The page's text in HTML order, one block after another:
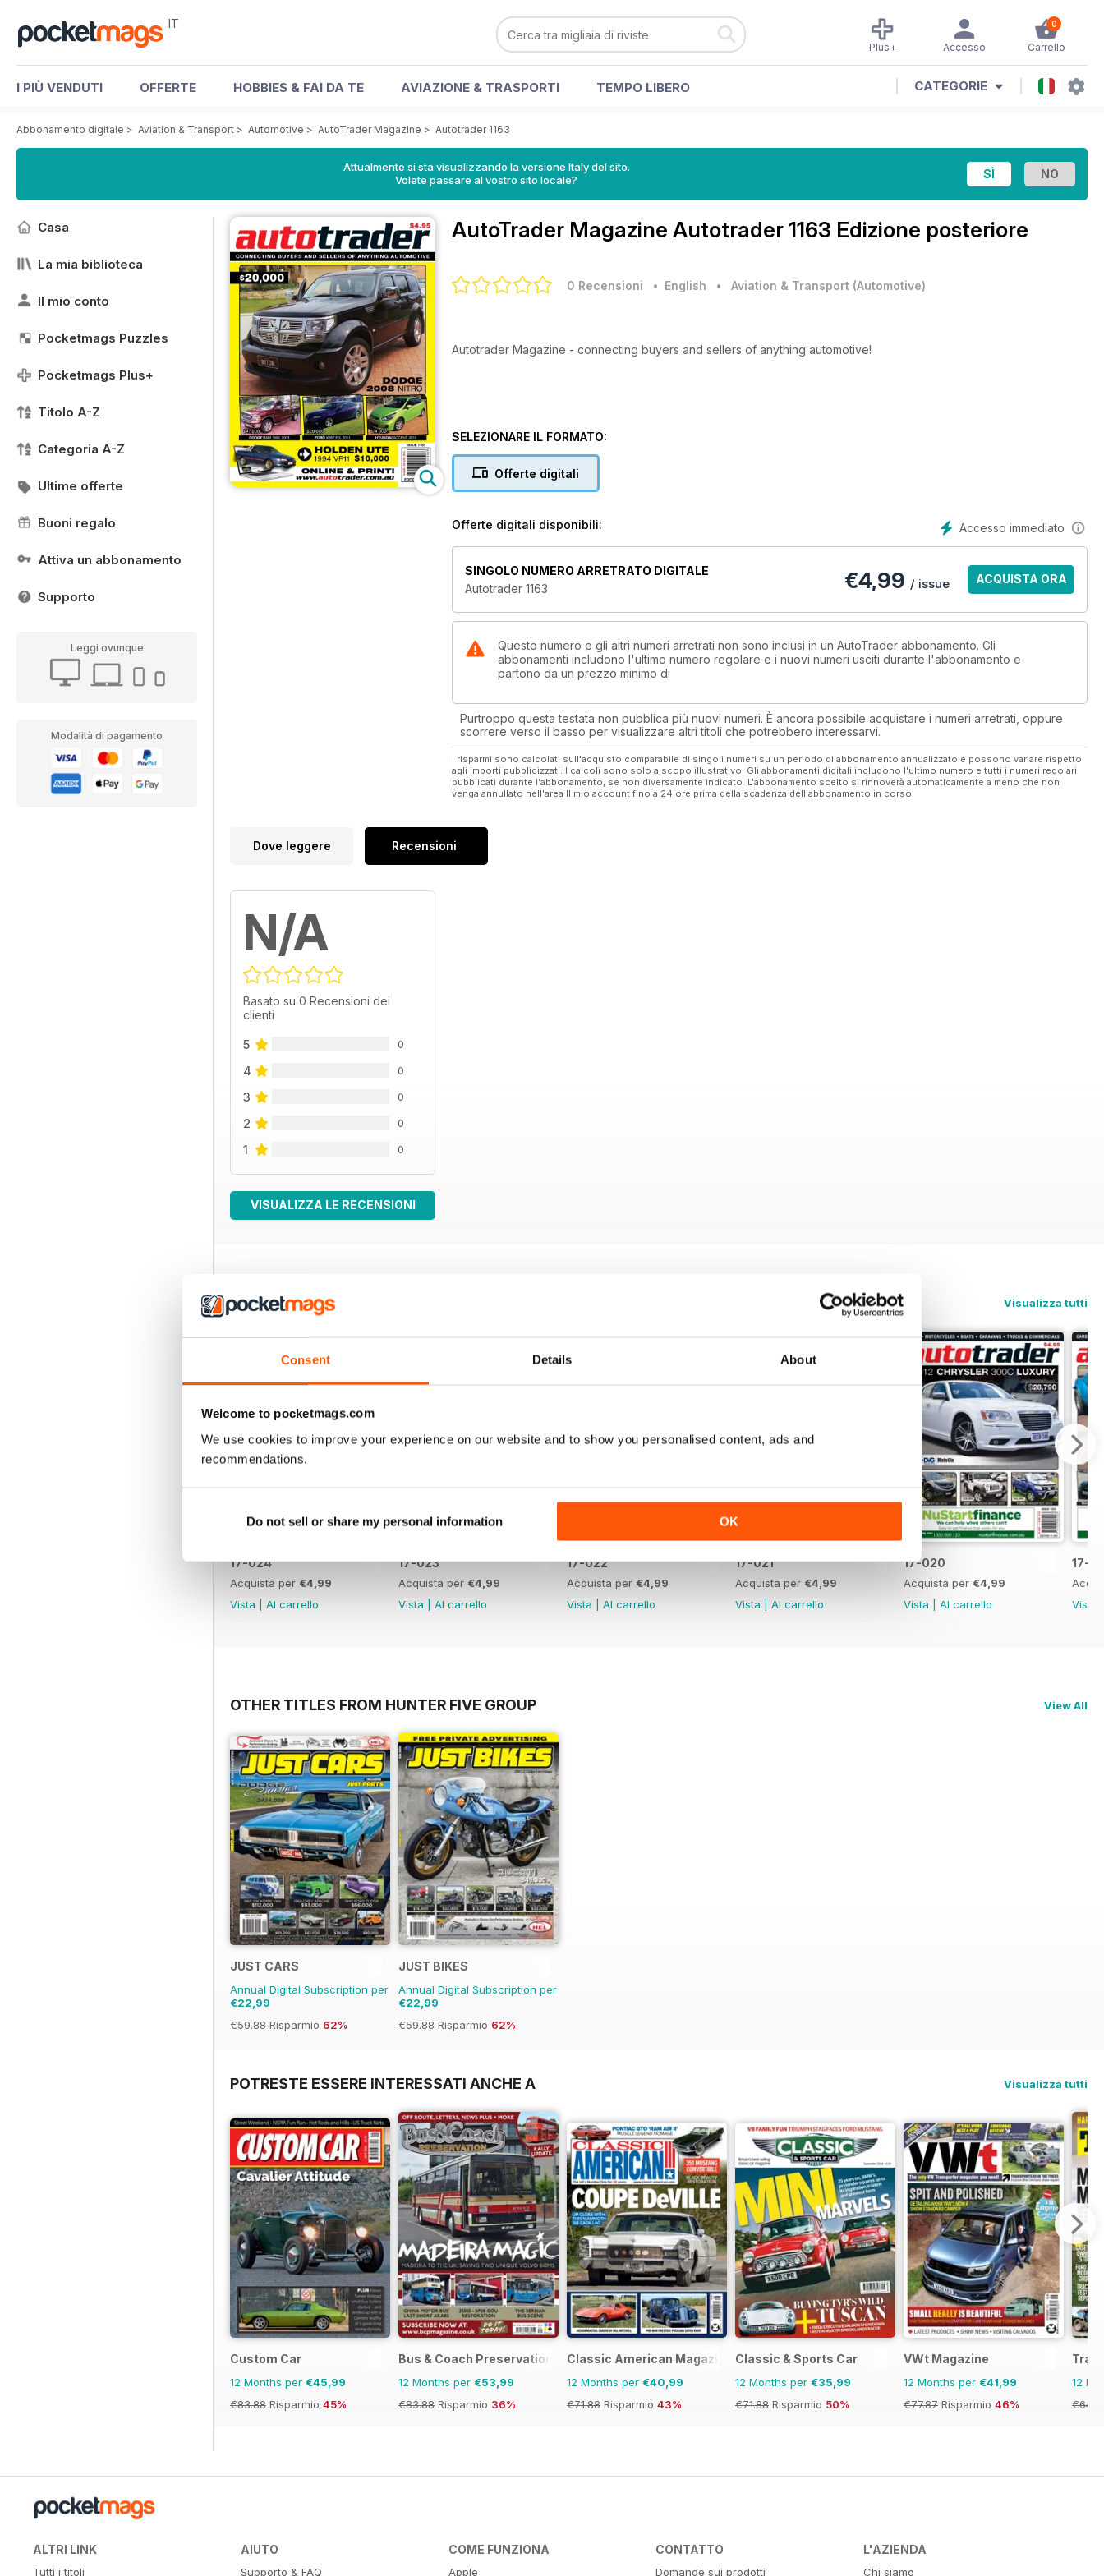
Consent Details About
Welcome to pocketmags.com
We use cookies to improve your experience on our website and to show you personalised content, ads and
recommendations.
Do not sell or share my personal information OK
IT 0
Carrello
Accesso
Plus+
I PIÙ VENDUTI OFFERTE HOBBIES & FAI DA TE AVIAZIONE & TRASPORTI TEMPO LIBERO CATEGORIE
Abbonamento digitale > Aviation & Transport > Automotive > AutoTrader Magazine > Autotrader 1163
Attualmente si sta visualizzando la versione Italy del sito.
Volete passare al vostro sito locale?
Casa
La mia biblioteca
Il mio conto
Pocketmags Puzzles
Pocketmags Plus+
Titolo A-Z
Categoria A-Z
Ultime offerte
Buoni regalo
Attiva un abbonamento
Supporto
Leggi ovunque
Modalità di pagamento
AutoTrader Magazine Autotrader 1163 Edizione posteriore
0 Recensioni • English • Aviation & Transport (Automotive)
Autotrader Magazine - connecting buyers and sellers of anything automotive!
SELEZIONARE IL FORMATO:
Offerte digitali
Accesso immediato
Offerte digitali disponibili:
SINGOLO NUMERO ARRETRATO DIGITALE
Autotrader 1163
€4,99 / issue ACQUISTA ORA
Questo numero e gli altri numeri arretrati non sono inclusi in un AutoTrader abbonamento. Gli
abbonamenti includono l'ultimo numero regolare e i nuovi numeri usciti durante l'abbonamento e
partono da un prezzo minimo di
Purtroppo questa testata non pubblica più nuovi numeri. È ancora possibile acquistare i numeri arretrati, oppure
scorrere verso il basso per visualizzare altri titoli che potrebbero interessarvi.
I risparmi sono calcolati sull'acquisto comparabile di singoli numeri su un periodo di abbonamento annualizzato e possono variare rispetto
agli importi pubblicizzati. I calcoli sono solo a scopo illustrativo. Gli abbonamenti digitali includono l'ultimo numero e tutti i numeri regolari
pubblicati durante l'abbonamento, se non diversamente indicato. L'abbonamento scelto si rinnoverà automaticamente a meno che non
venga annullato nell'area Il mio account fino a 24 ore prima della scadenza dell'abbonamento in corso.
Dove leggere Recensioni
N/A
Basato su 0 Recensioni dei
clienti
5 0
4 0
3 0
2 0
1 0
VISUALIZZA LE RECENSIONI
EDIZIONI INDIETRO Visualizza tutti
17-024
Acquista per €4,99
Vista
Al carrello
17-023
Acquista per €4,99
Vista
Al carrello
17-022
Acquista per €4,99
Vista
Al carrello
17-021
Acquista per €4,99
Vista
Al carrello
17-020
Acquista per €4,99
Vista
Al carrello
17-
Vista
OTHER TITLES FROM HUNTER FIVE GROUP View All
JUST CARS
Annual Digital Subscription per
€22,99
€59.88 Risparmio 62%
JUST BIKES
Annual Digital Subscription per
€22,99
€59.88 Risparmio 62%
POTRESTE ESSERE INTERESSATI ANCHE A Visualizza tutti
Custom Car
12 Months per €45,99
€83.88 Risparmio 45%
Bus & Coach Preservation
12 Months per €53,99
€83.88 Risparmio 36%
Classic American Magazine
12 Months per €40,99
€71.88 Risparmio 43%
Classic & Sports Car
12 Months per €35,99
€71.88 Risparmio 50%
VWt Magazine
12 Months per €41,99
€77.87 Risparmio 46%
12
ALTRI LINK
Tutti i titoli
AIUTO
Supporto & FAQ
COME FUNZIONA
Apple
CONTATTO
Domande sui prodotti
L'AZIENDA
Chi siamo